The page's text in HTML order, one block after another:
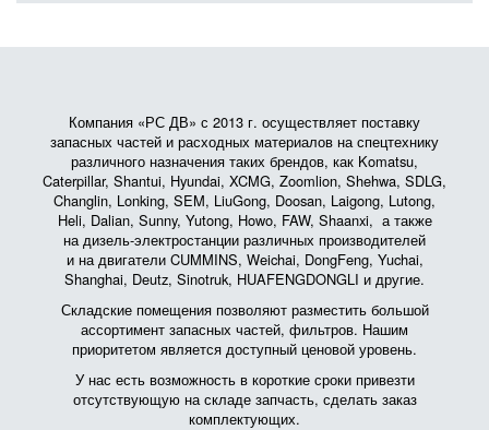
Компания «РС ДВ» с 2013 г. осуществляет поставку
запасных частей и расходных материалов на спецтехнику
различного назначения таких брендов, как Komatsu,
Caterpillar, Shantui, Hyundai, XCMG, Zoomlion, Shehwa, SDLG,
Changlin, Lonking, SEM, LiuGong, Doosan, Laigong, Lutong,
Heli, Dalian, Sunny, Yutong, Howo, FAW, Shaanxi, а также
на дизель-электростанции различных производителей
и на двигатели CUMMINS, Weichai, DongFeng, Yuchai,
Shanghai, Deutz, Sinotruk, HUAFENGDONGLI и другие.
Складские помещения позволяют разместить большой
ассортимент запасных частей, фильтров. Нашим
приоритетом является доступный ценовой уровень.
У нас есть возможность в короткие сроки привезти
отсутствующую на складе запчасть, сделать заказ
комплектующих.